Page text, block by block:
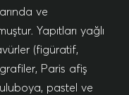
ve
Yapıtları yağlı
(figüratif,
Paris afiş
pastel ve